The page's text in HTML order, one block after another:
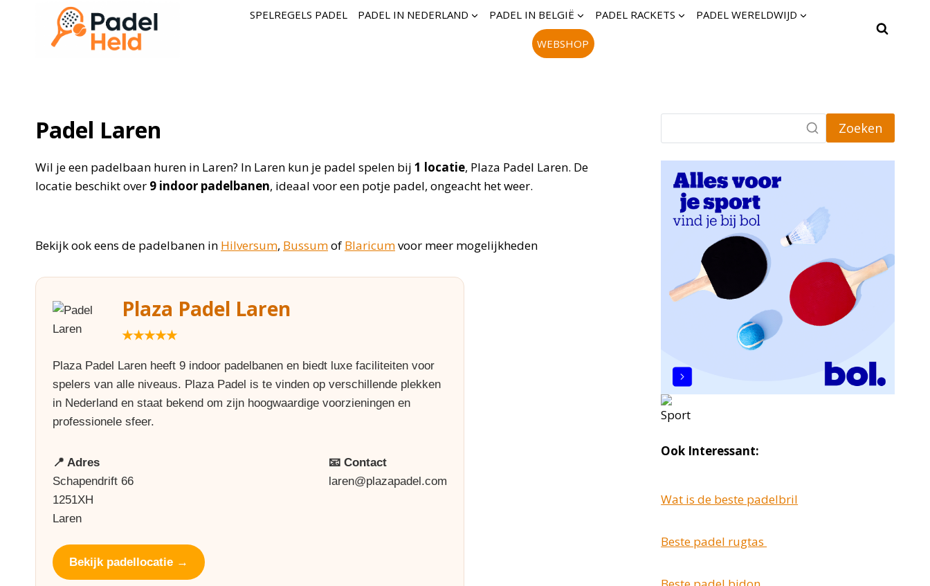
SPELREGELS PADEL PADEL IN NEDERLAND PADEL IN BELGIË PADEL RACKETS PADEL WERELDWIJD
WEBSHOP
Padel Laren
Wil je een padelbaan huren in Laren? In Laren kun je padel spelen bij 1 locatie, Plaza Padel Laren. De
locatie beschikt over 9 indoor padelbanen, ideaal voor een potje padel, ongeacht het weer.
Bekijk ook eens de padelbanen in Hilversum, Bussumof Blaricumvoor meer mogelijkheden
Plaza Padel Laren
★★★★★
Plaza Padel Laren heeft 9 indoor padelbanen en biedt luxe faciliteiten voor
spelers van alle niveaus. Plaza Padel is te vinden op verschillende plekken
in Nederland en staat bekend om zijn hoogwaardige voorzieningen en
professionele sfeer.
📍 Adres
Schapendrift 66
1251XH
Laren
📧 Contact
laren@plazapadel.com
Bekijk padellocatie →
Zoeken
Ook Interessant:
Wat is de beste padelbril
Beste padel rugtas